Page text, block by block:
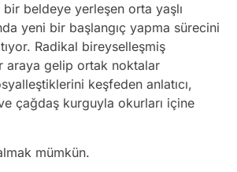
bir beldeye yerleşen orta yaşlı
yeni bir başlangıç yapma sürecini
Radikal bireyselleşmiş
araya gelip ortak noktalar
keşfeden anlatıcı,
çağdaş kurguyla okurları içine
mümkün.